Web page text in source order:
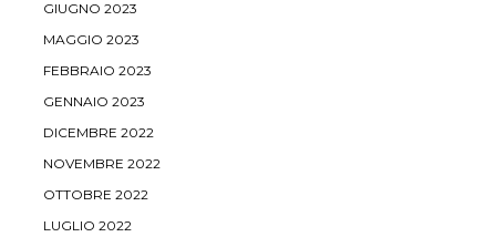
GIUGNO 2023
MAGGIO 2023
FEBBRAIO 2023
GENNAIO 2023
DICEMBRE 2022
NOVEMBRE 2022
OTTOBRE 2022
LUGLIO 2022